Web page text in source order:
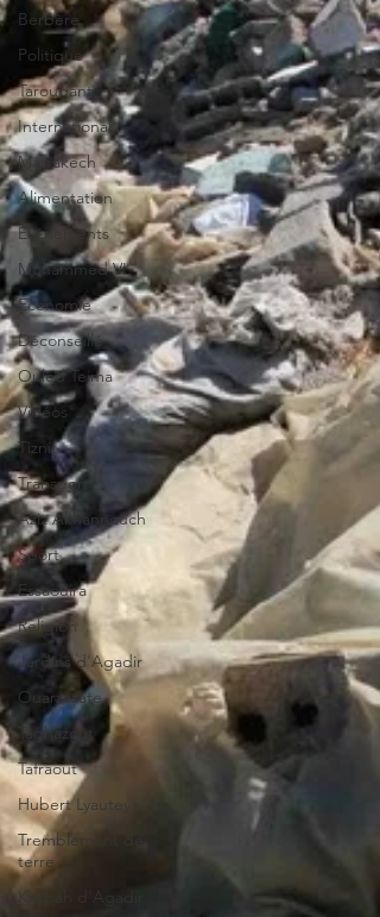
Berbère
Politique
Taroudant
International
Marrakech
Alimentation
Evénements
Mohammed VI
Economie
Déconseillé
Ouled Teima
Vidéos
Tiznit
Transport
Aziz Akhannouch
Sport
Essaouira
Religion
Jardins d'Agadir
Ouarzazate
Taghazout
Tafraout
Hubert Lyautey
Tremblement de
terre
Kasbah d'Agadir